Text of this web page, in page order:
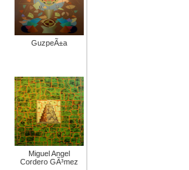
GuzpeÃ±a
Miguel Angel
Cordero GÃ³mez